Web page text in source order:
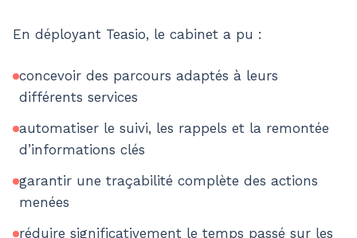
En déployant Teasio, le cabinet a pu :
concevoir des parcours adaptés à leurs
différents services
automatiser le suivi, les rappels et la remontée
d’informations clés
garantir une traçabilité complète des actions
menées
réduire significativement le temps passé sur les